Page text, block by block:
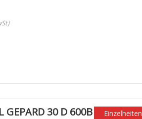
GEPARD 30 D 600B Einzelheiten